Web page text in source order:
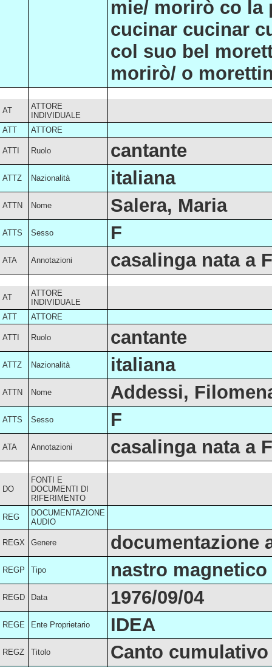
mie/ morirò co la
cucinar cucinar
col suo bel
morirò/ o
AT
ATTORE
INDIVIDUALE
ATT
ATTORE
ATTI Ruolo cantante
ATTZ Nazionalità italiana
ATTN Nome Salera, Maria
ATTS Sesso F
ATA Annotazioni casalinga nata a
AT
ATTORE
INDIVIDUALE
ATT
ATTORE
ATTI Ruolo cantante
ATTZ Nazionalità italiana
ATTN Nome Addessi,
ATTS Sesso F
ATA Annotazioni casalinga nata a
DO
FONTI E
DOCUMENTI DI
RIFERIMENTO
REG
DOCUMENTAZIONE
AUDIO
REGX Genere documentazione
REGP Tipo nastro
REGD Data 1976/09/04
REGE Ente Proprietario IDEA
REGZ Titolo Canto cumulativo